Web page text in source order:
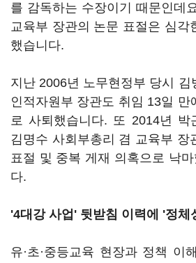
를 감독하는 수장이기 때문인데
교육부 장관의 논문 표절은 심각
했습니다.
지난 2006년 노무현정부 당시 김
인적자원부 장관도 취임 13일 만
로 사퇴했습니다. 또 2014년 박
김명수 사회부총리 겸 교육부 장
표절 및 중복 게재 의혹으로 낙마
다.
'4대강 사업' 뒷받침 이력에 '정체
유·초·중등교육 현장과 정책 이